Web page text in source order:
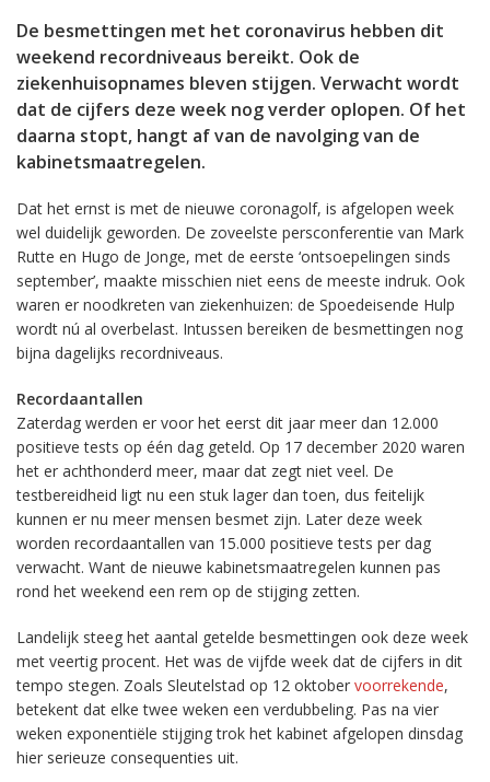
De besmettingen met het coronavirus hebben dit
weekend recordniveaus bereikt. Ook de
ziekenhuisopnames bleven stijgen. Verwacht wordt
dat de cijfers deze week nog verder oplopen. Of het
daarna stopt, hangt af van de navolging van de
kabinetsmaatregelen.
Dat het ernst is met de nieuwe coronagolf, is afgelopen week
wel duidelijk geworden. De zoveelste persconferentie van Mark
Rutte en Hugo de Jonge, met de eerste ‘ontsoepelingen sinds
september’, maakte misschien niet eens de meeste indruk. Ook
waren er noodkreten van ziekenhuizen: de Spoedeisende Hulp
wordt nú al overbelast. Intussen bereiken de besmettingen nog
bijna dagelijks recordniveaus.
Recordaantallen
Zaterdag werden er voor het eerst dit jaar meer dan 12.000
positieve tests op één dag geteld. Op 17 december 2020 waren
het er achthonderd meer, maar dat zegt niet veel. De
testbereidheid ligt nu een stuk lager dan toen, dus feitelijk
kunnen er nu meer mensen besmet zijn. Later deze week
worden recordaantallen van 15.000 positieve tests per dag
verwacht. Want de nieuwe kabinetsmaatregelen kunnen pas
rond het weekend een rem op de stijging zetten.
Landelijk steeg het aantal getelde besmettingen ook deze week
met veertig procent. Het was de vijfde week dat de cijfers in dit
tempo stegen. Zoals Sleutelstad op 12 oktober voorrekende,
betekent dat elke twee weken een verdubbeling. Pas na vier
weken exponentiële stijging trok het kabinet afgelopen dinsdag
hier serieuze consequenties uit.